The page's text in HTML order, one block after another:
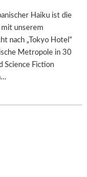
Haiku ist die
unserem
nach „Tokyo Hotel“
Metropole in 30
Science Fiction